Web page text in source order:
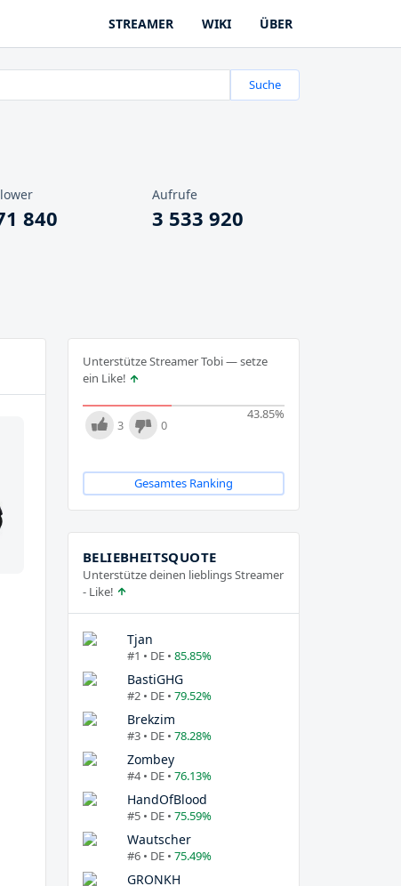
STREAMER WIKI ÜBER
Suche
840
Aufrufe
3 533 920
Unterstütze Streamer Tobi — setze
ein Like!
43.85%
3 0
Gesamtes Ranking
BELIEBHEITSQUOTE
Unterstütze deinen lieblings Streamer
- Like!
Tjan
#1 • DE • 85.85%
BastiGHG
#2 • DE • 79.52%
Brekzim
#3 • DE • 78.28%
Zombey
#4 • DE • 76.13%
HandOfBlood
#5 • DE • 75.59%
Wautscher
#6 • DE • 75.49%
GRONKH